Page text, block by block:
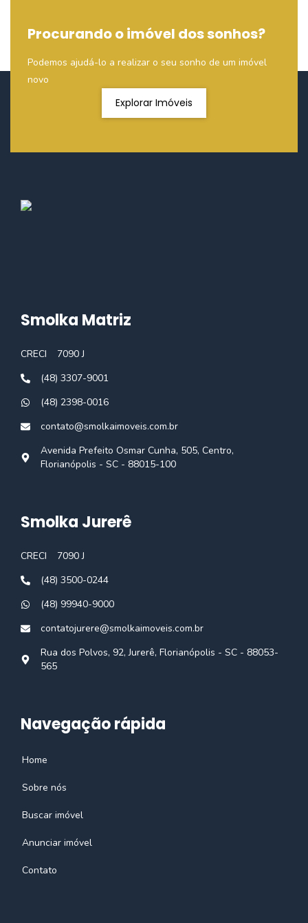
Procurando o imóvel dos sonhos?
Podemos ajudá-lo a realizar o seu sonho de um imóvel
novo
Explorar Imóveis
Smolka Matriz
CRECI
7090 J
(48) 3307-9001
(48) 2398-0016
contato@smolkaimoveis.com.br
Avenida Prefeito Osmar Cunha, 505, Centro,
Florianópolis - SC - 88015-100
Smolka Jurerê
CRECI
7090 J
(48) 3500-0244
(48) 99940-9000
contatojurere@smolkaimoveis.com.br
Rua dos Polvos, 92, Jurerê, Florianópolis - SC - 88053-
565
Navegação rápida
Home
Sobre nós
Buscar imóvel
Anunciar imóvel
Contato